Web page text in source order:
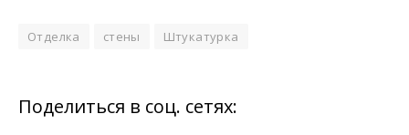
Отделка стены Штукатурка
Поделиться в соц. сетях: